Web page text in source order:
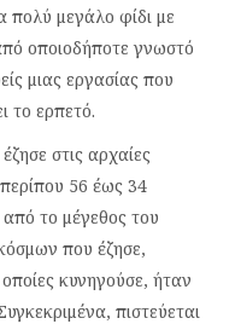
μεγάλο φίδι με
οποιοδήποτε γνωστό
μιας εργασίας που
το ερπετό.
στις αρχαίες
56 έως 34
το μέγεθος του
που έζησε,
κυνηγούσε, ήταν
πιστεύεται